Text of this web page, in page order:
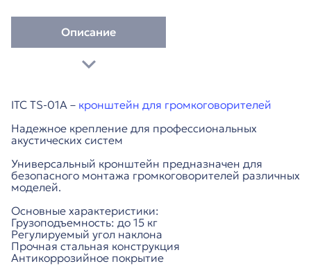
Описание
ITC TS-01A – кронштейн для громкоговорителей
Надежное крепление для профессиональных
акустических систем
Универсальный кронштейн предназначен для
безопасного монтажа громкоговорителей различных
моделей.
Основные характеристики:
Грузоподъемность: до 15 кг
Регулируемый угол наклона
Прочная стальная конструкция
Антикоррозийное покрытие